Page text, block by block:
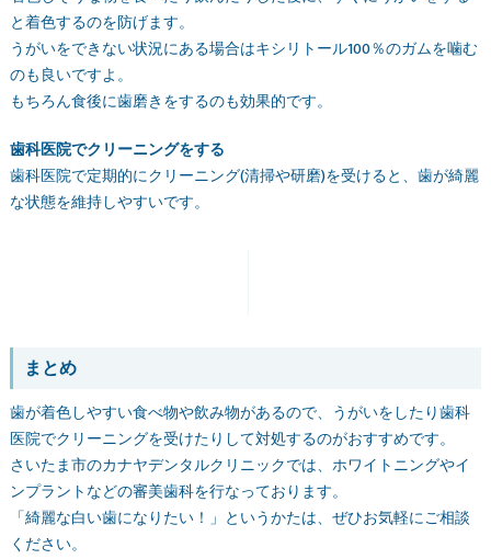
と着色するのを防げます。
うがいをできない状況にある場合はキシリトール100％のガムを噛む
のも良いですよ。
もちろん食後に歯磨きをするのも効果的です。
歯科医院でクリーニングをする
歯科医院で定期的にクリーニング(清掃や研磨)を受けると、歯が綺麗
な状態を維持しやすいです。
まとめ
歯が着色しやすい食べ物や飲み物があるので、うがいをしたり歯科
医院でクリーニングを受けたりして対処するのがおすすめです。
さいたま市のカナヤデンタルクリニックでは、ホワイトニングやイ
ンプラントなどの審美歯科を行なっております。
「綺麗な白い歯になりたい！」というかたは、ぜひお気軽にご相談
ください。